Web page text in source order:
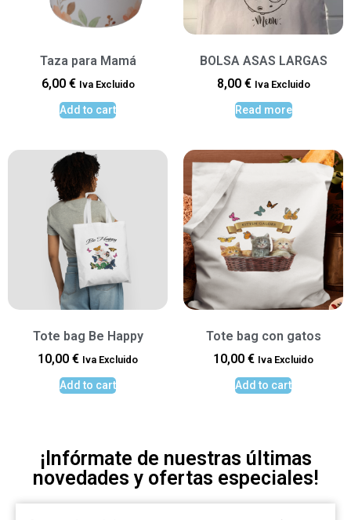
Taza para Mamá
6,00 € Iva Excluido
Add to cart
BOLSA ASAS LARGAS
8,00 € Iva Excluido
Read more
Tote bag Be Happy
10,00 € Iva Excluido
Add to cart
Tote bag con gatos
10,00 € Iva Excluido
Add to cart
¡Infórmate de nuestras últimas
novedades y ofertas especiales!